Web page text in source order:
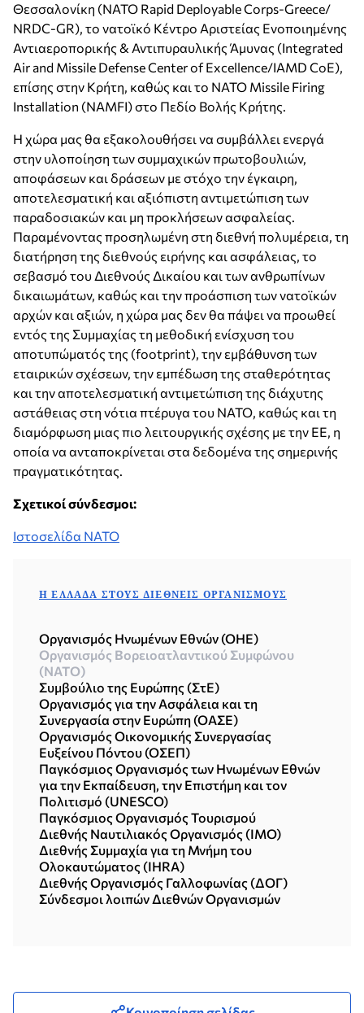
Θεσσαλονίκη (NATO Rapid Deployable Corps-Greece/
NRDC-GR), το νατοϊκό Κέντρο Αριστείας Ενοποιημένης
Αντιαεροπορικής & Αντιπυραυλικής Άμυνας (Integrated
Air and Missile Defense Center of Excellence/IAMD CoE),
επίσης στην Κρήτη, καθώς και το NATO Missile Firing
Installation (NAMFI) στο Πεδίο Βολής Κρήτης.
Η χώρα μας θα εξακολουθήσει να συμβάλλει ενεργά
στην υλοποίηση των συμμαχικών πρωτοβουλιών,
αποφάσεων και δράσεων με στόχο την έγκαιρη,
αποτελεσματική και αξιόπιστη αντιμετώπιση των
παραδοσιακών και μη προκλήσεων ασφαλείας.
Παραμένοντας προσηλωμένη στη διεθνή πολυμέρεια, τη
διατήρηση της διεθνούς ειρήνης και ασφάλειας, το
σεβασμό του Διεθνούς Δικαίου και των ανθρωπίνων
δικαιωμάτων, καθώς και την προάσπιση των νατοϊκών
αρχών και αξιών, η χώρα μας δεν θα πάψει να προωθεί
εντός της Συμμαχίας τη μεθοδική ενίσχυση του
αποτυπώματός της (footprint), την εμβάθυνση των
εταιρικών σχέσεων, την εμπέδωση της σταθερότητας
και την αποτελεσματική αντιμετώπιση της διάχυτης
αστάθειας στη νότια πτέρυγα του NATO, καθώς και τη
διαμόρφωση μιας πιο λειτουργικής σχέσης με την ΕΕ, η
οποία να ανταποκρίνεται στα δεδομένα της σημερινής
πραγματικότητας.
Σχετικοί σύνδεσμοι:
Ιστοσελίδα ΝΑΤΟ
Η ΕΛΛΆΔΑ ΣΤΟΥΣ ΔΙΕΘΝΕΊΣ ΟΡΓΑΝΙΣΜΟΎΣ
Οργανισμός Ηνωμένων Εθνών (ΟΗΕ)
Οργανισμός Βορειοατλαντικού Συμφώνου
(NATO)
Συμβούλιο της Ευρώπης (ΣτΕ)
Οργανισμός για την Ασφάλεια και τη
Συνεργασία στην Ευρώπη (ΟΑΣΕ)
Οργανισμός Οικονομικής Συνεργασίας
Ευξείνου Πόντου (ΟΣΕΠ)
Παγκόσμιος Οργανισμός των Ηνωμένων Εθνών
για την Εκπαίδευση, την Επιστήμη και τον
Πολιτισμό (UNESCO)
Παγκόσμιος Οργανισμός Τουρισμού
Διεθνής Ναυτιλιακός Οργανισμός (ΙΜΟ)
Διεθνής Συμμαχία για τη Μνήμη του
Ολοκαυτώματος (IHRA)
Διεθνής Οργανισμός Γαλλοφωνίας (ΔΟΓ)
Σύνδεσμοι λοιπών Διεθνών Οργανισμών